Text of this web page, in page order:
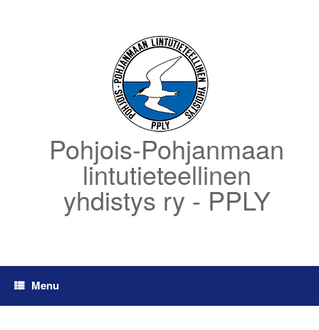
Pohjois-Pohjanmaan
lintutieteellinen
yhdistys ry - PPLY
Menu